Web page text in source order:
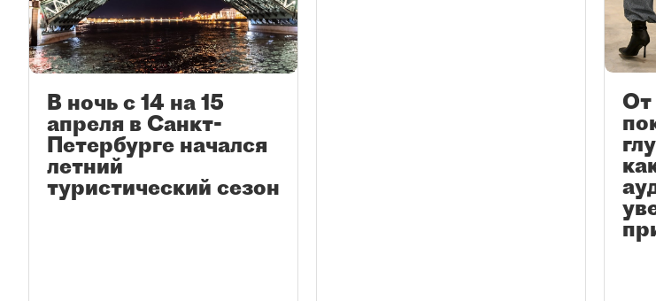
В ночь с 14 на 15
апреля в Санкт-
Петербурге начался
летний
туристический сезон
От